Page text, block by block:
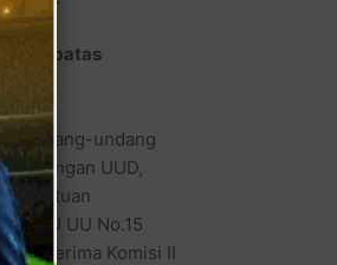
batas
Undang-undang
dengan UUD,
ketentuan
KPU UU No.15
diterima Komisi II